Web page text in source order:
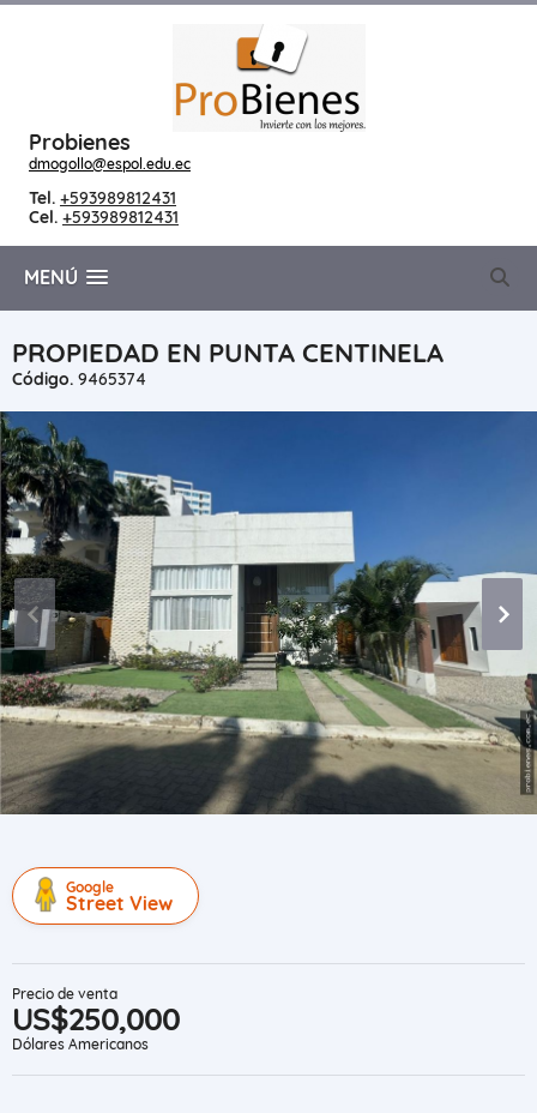
Probienes
dmogollo@espol.edu.ec
Tel. +593989812431
Cel. +593989812431
MENÚ
PROPIEDAD EN PUNTA CENTINELA
Código. 9465374
Google
Street View
Precio de venta
US$250,000
Dólares Americanos